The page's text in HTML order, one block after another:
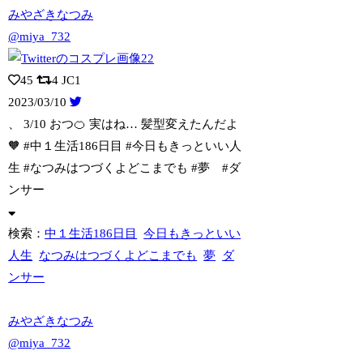
みやざきなつみ
@miya_732
45 4 JC1
2023/03/10
、 3/10 おつ🍊 実はね… 髪型変えたんだよ
🧡 #中１生活186日目 #今日もきっといい人
生 #なつみはつづくよどこまでも #夢 #ダ
ンサー
検索：中１生活186日目
今日もきっといい
人生
なつみはつづくよどこまでも 夢
ダ
ンサー
みやざきなつみ
@miya_732